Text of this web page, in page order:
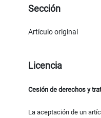
Sección
Artículo original
Licencia
Cesión de derechos y
La aceptación de un